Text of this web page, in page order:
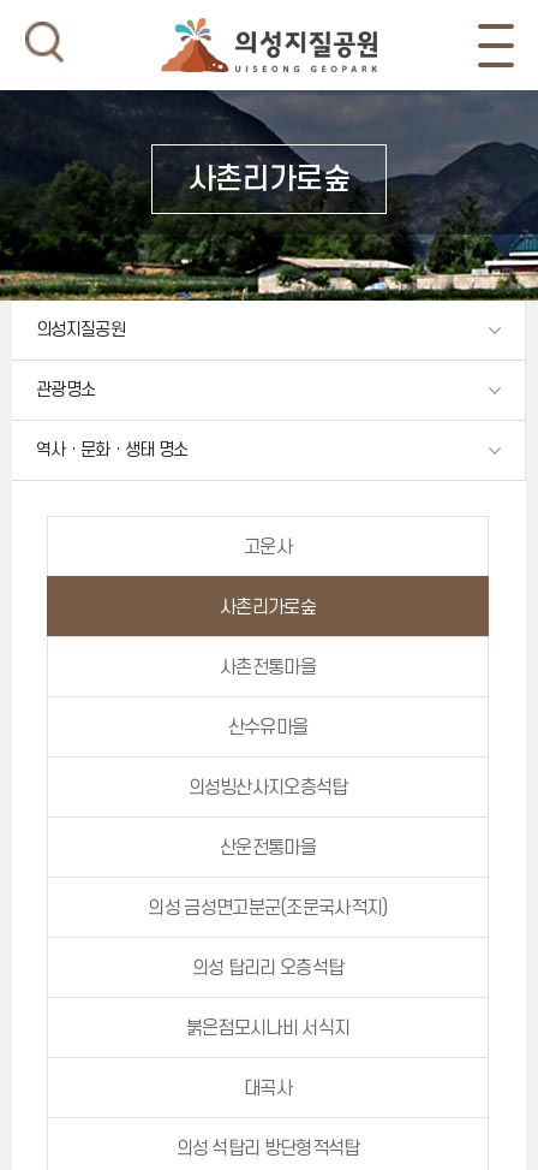
사촌리가로숲
의성지질공원
관광명소
역사ㆍ문화ㆍ생태 명소
고운사
사촌리가로숲
사촌전통마을
산수유마을
의성빙산사지오층석탑
산운전통마을
의성 금성면고분군(조문국사적지)
의성 탑리리 오층석탑
붉은점모시나비 서식지
대곡사
의성 석탑리 방단형적석탑